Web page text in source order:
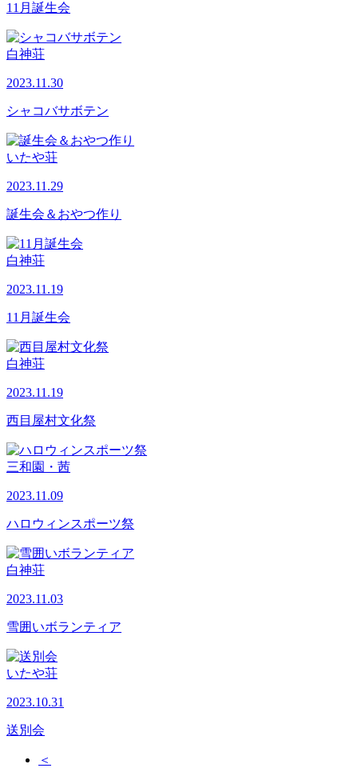
11月誕生会
白神荘
2023.11.30
シャコバサボテン
いたや荘
2023.11.29
誕生会＆おやつ作り
白神荘
2023.11.19
11月誕生会
白神荘
2023.11.19
西目屋村文化祭
三和園・茜
2023.11.09
ハロウィンスポーツ祭
白神荘
2023.11.03
雪囲いボランティア
いたや荘
2023.10.31
送別会
＜